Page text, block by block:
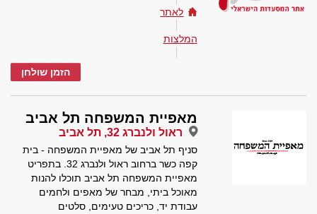
לאתר
המלצות
הזמן שולחן
מאפיית המשפחה תל אביב
ראול ולנברג 32, תל אביב
סניף תל אביב של מאפיית המשפחה - בית
קפה כשר ברחוב ראול ולנברג 32. בתפריט
מאפיית המשפחה תל אביב תוכלו להנות
מאוכל ביתי, מבחר של מאפים ולחמים
עבודת יד, כריכים טעימים, סלטים